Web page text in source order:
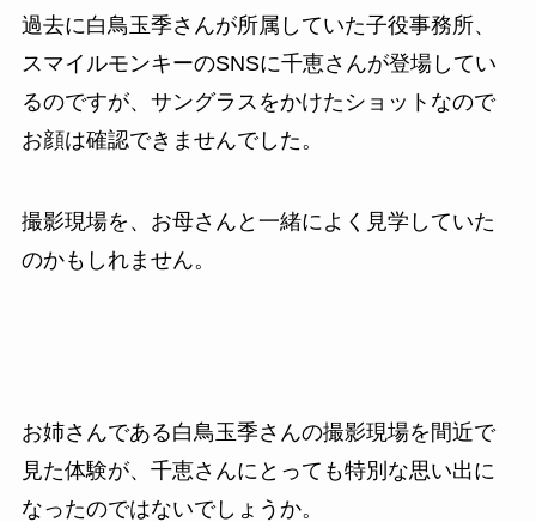
過去に白鳥玉季さんが所属していた子役事務所、
スマイルモンキーのSNSに千恵さんが登場してい
るのですが、サングラスをかけたショットなので
お顔は確認できませんでした。
撮影現場を、お母さんと一緒によく見学していた
のかもしれません。
お姉さんである白鳥玉季さんの撮影現場を間近で
見た体験が、千恵さんにとっても特別な思い出に
なったのではないでしょうか。